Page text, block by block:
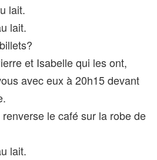
lait.
lait.
et Isabelle qui les ont,
avec eux à 20h15 devant
le café sur la robe de
lait.